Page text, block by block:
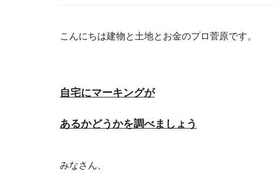
こんにちは建物と土地とお金のプロ菅原です。
自宅にマーキングが
あるかどうかを調べましょう
みなさん、